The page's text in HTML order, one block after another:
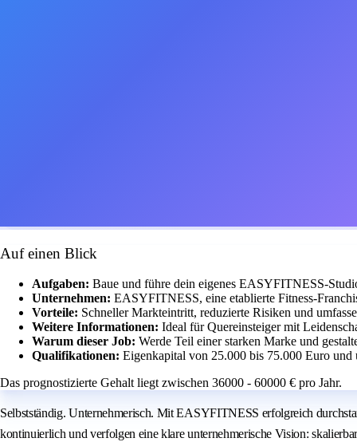
Auf einen Blick
Aufgaben: Baue und führe dein eigenes EASYFITNESS-
Unternehmen: EASYFITNESS, eine etablierte Fitness-
Vorteile: Schneller Markteintritt, reduzierte Risiken und
Weitere Informationen: Ideal für Quereinsteiger mit
Warum dieser Job: Werde Teil einer starken Marke und
Qualifikationen: Eigenkapital von 25.000 bis 75.000 Euro und
Das prognostizierte Gehalt liegt zwischen 36000 - 60000 € pro Jahr.
Selbstständig. Unternehmerisch. Mit EASYFITNESS erfolgreich
kontinuierlich und verfolgen eine klare unternehmerische Vision: